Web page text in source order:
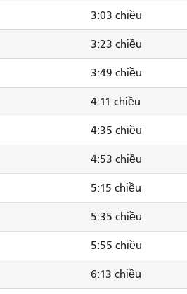
3:03 chiều
3:23 chiều
3:49 chiều
4:11 chiều
4:35 chiều
4:53 chiều
5:15 chiều
5:35 chiều
5:55 chiều
6:13 chiều